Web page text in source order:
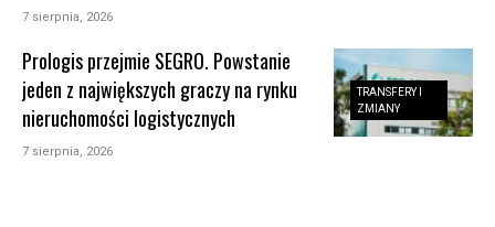
7 sierpnia, 2026
TRANSFERY I
ZMIANY
Prologis przejmie SEGRO. Powstanie
jeden z największych graczy na rynku
nieruchomości logistycznych
7 sierpnia, 2026